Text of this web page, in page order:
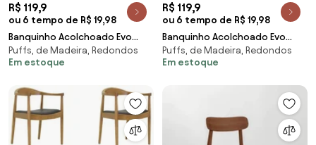
R$ 119,9
ou 6 tempo de R$ 19,98
Banquinho Acolchoado Evo
Retangular Peach Veludo em
Várias Cores - Cru
Puffs, de Madeira, Redondos
Em estoque
R$ 119,9
ou 6 tempo de R$ 19,98
Banquinho Acolchoado Evo
Retangular Peach Veludo em
Várias Cores - Caqui
Puffs, de Madeira, Redondos
Em estoque